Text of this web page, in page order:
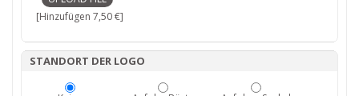
[Hinzufügen 7,50 €]
STANDORT DER LOGO